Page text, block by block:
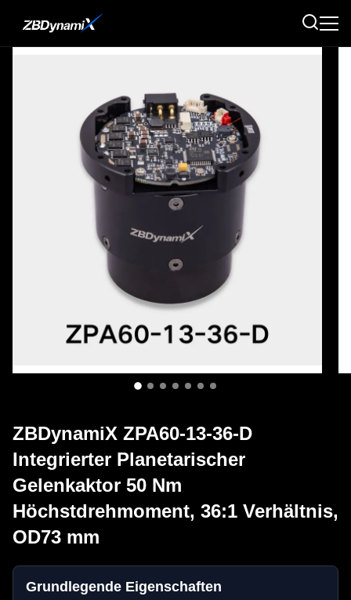
ZBDynamiX ZPA60-13-36-D
Integrierter Planetarischer
Gelenkaktor 50 Nm
Höchstdrehmoment, 36:1 Verhältnis,
OD73 mm
Grundlegende Eigenschaften